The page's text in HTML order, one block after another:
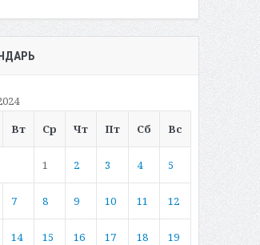
Вт Ср Чт Пт Сб Вс
1 2 3 4 5
7 8 9 10 11 12
14 15 16 17 18 19